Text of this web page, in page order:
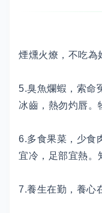
煙燻火燎，不吃為
5.臭魚爛蝦，索命
冰齒，熱勿灼唇。
6.多食果菜，少食
宜冷，足部宜熱。
7.養生在勤，養心